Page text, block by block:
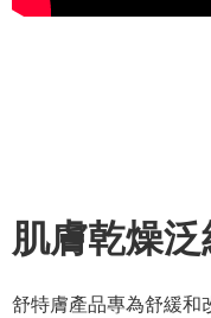
肌膚乾燥
舒特膚產品專為舒緩和